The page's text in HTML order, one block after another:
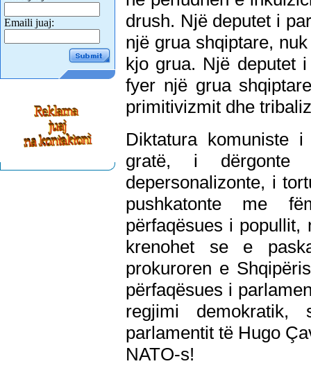
Emaili juaj:
drush. Një deputet i
një grua shqiptare,
kjo grua. Një deputet
fyer një grua
primitivizmit dhe
Diktatura komuniste
gratë, i dërgonte
depersonalizonte, i
pushkatonte me
përfaqësues i
krenohet se e
prokuroren e
përfaqësues i
regjimi
parlamentit të Hugo
NATO-s!